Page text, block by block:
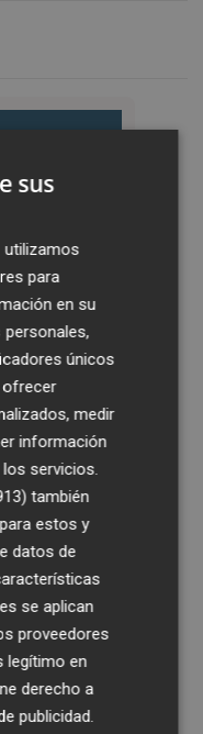
sus
para
en su
únicos
ofrecer
medir
información
servicios.
también
estos y
datos de
se aplican
proveedores
legítimo en
derecho a
publicidad